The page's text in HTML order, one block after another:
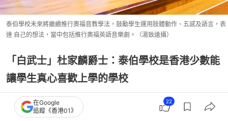
泰伯學校未來將繼續推⾏奧福音教學法，鼓勵學⽣運用肢體動作、五感及語⾔，表
達 自⼰的想法，當中包括推⾏奧福英語音樂劇。（湯致遠攝）
「白武⼠」杜家麟爵⼠：泰伯學校是香港少數能
讓學⽣真⼼喜歡上學的學校
在Google
追蹤《香港01》
22